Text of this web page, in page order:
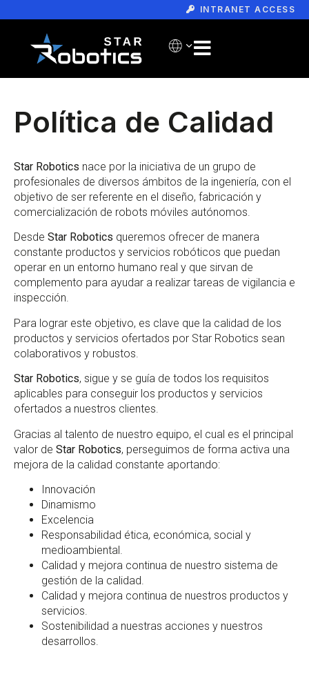
INTRANET ACCESS
Política de Calidad
Star Robotics nace por la iniciativa de un grupo de
profesionales de diversos ámbitos de la ingeniería, con el
objetivo de ser referente en el diseño, fabricación y
comercialización de robots móviles autónomos.
Desde Star Robotics queremos ofrecer de manera
constante productos y servicios robóticos que puedan
operar en un entorno humano real y que sirvan de
complemento para ayudar a realizar tareas de vigilancia e
inspección.
Para lograr este objetivo, es clave que la calidad de los
productos y servicios ofertados por Star Robotics sean
colaborativos y robustos.
Star Robotics, sigue y se guía de todos los requisitos
aplicables para conseguir los productos y servicios
ofertados a nuestros clientes.
Gracias al talento de nuestro equipo, el cual es el principal
valor de Star Robotics, perseguimos de forma activa una
mejora de la calidad constante aportando:
Innovación
Dinamismo
Excelencia
Responsabilidad ética, económica, social y
medioambiental.
Calidad y mejora continua de nuestro sistema de
gestión de la calidad.
Calidad y mejora continua de nuestros productos y
servicios.
Sostenibilidad a nuestras acciones y nuestros
desarrollos.